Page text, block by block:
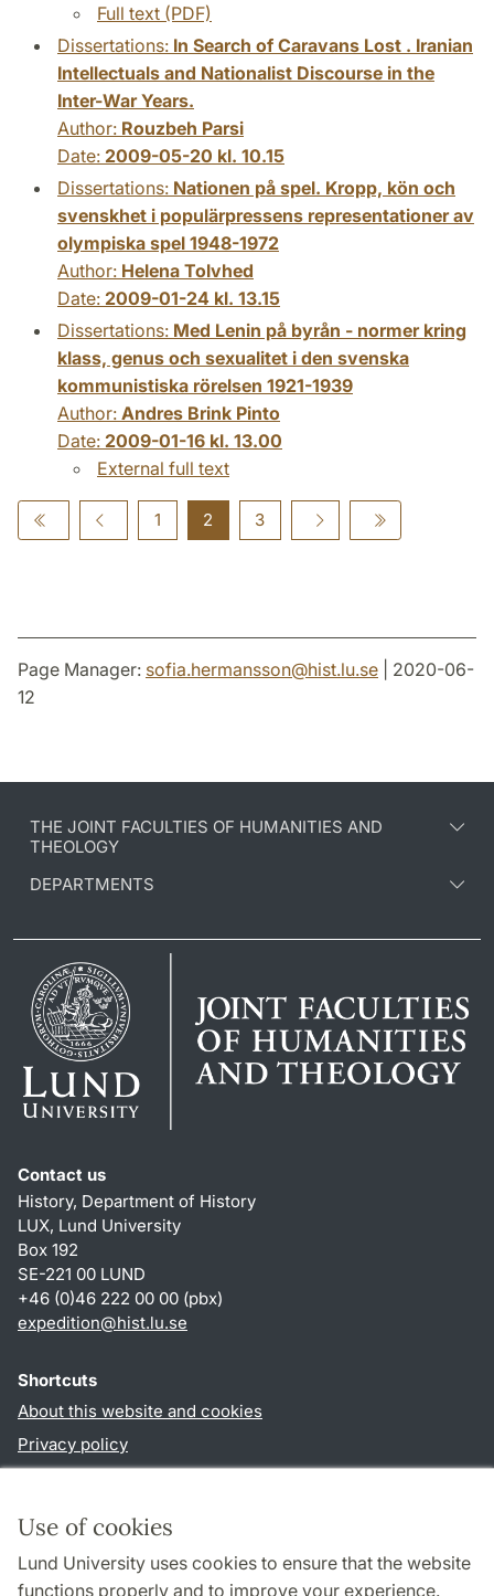
Use of cookies
Lund University uses cookies to ensure that the website
functions properly and to improve your experience.
Full text (PDF)
Dissertations: In Search of Caravans Lost . Iranian
Intellectuals and Nationalist Discourse in the
Inter-War Years.
Author: Rouzbeh Parsi
Date: 2009-05-20 kl. 10.15
Dissertations: Nationen på spel. Kropp, kön och
svenskhet i populärpressens representationer av
olympiska spel 1948-1972
Author: Helena Tolvhed
Date: 2009-01-24 kl. 13.15
Dissertations: Med Lenin på byrån - normer kring
klass, genus och sexualitet i den svenska
kommunistiska rörelsen 1921-1939
Author: Andres Brink Pinto
Date: 2009-01-16 kl. 13.00
External full text
1 2 3
Page Manager: sofia.hermansson@hist.lu.se | 2020-06-
12
THE JOINT FACULTIES OF HUMANITIES AND
THEOLOGY
DEPARTMENTS
Contact us
History, Department of History
LUX, Lund University
Box 192
SE-221 00 LUND
+46 (0)46 222 00 00 (pbx)
expedition@hist.lu.se
Shortcuts
About this website and cookies
Privacy policy
Follow us in sociala media